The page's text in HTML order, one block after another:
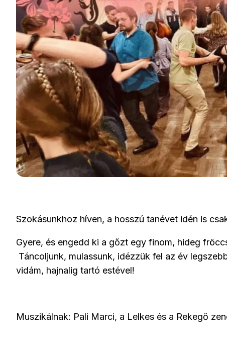
Szokásunkhoz híven, a hosszú tanévet idén is
Gyere, és engedd ki a gőzt egy finom, hideg
Táncoljunk, mulassunk, idézzük fel az év
vidám, hajnalig tartó estével!
Muszikálnak: Pali Marci, a Lelkes és a Rekegő